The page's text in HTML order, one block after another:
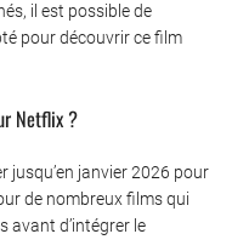
il est possible de
pour découvrir ce film
Netflix ?
jusqu’en janvier 2026 pour
de nombreux films qui
avant d’intégrer le